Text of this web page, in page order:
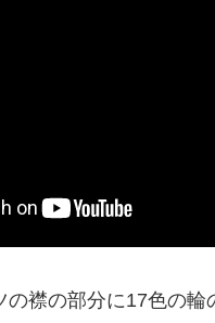
襟の部分に17色の輪